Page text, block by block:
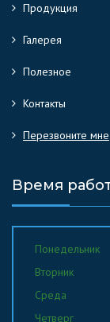
Продукция
Галерея
Полезное
Контакты
Перезвоните мне
Время
Понедельник
Вторник
Среда
Четверг